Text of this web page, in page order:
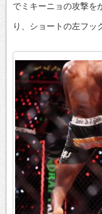
でミキーニョの攻撃を
り、ショートの左フッ